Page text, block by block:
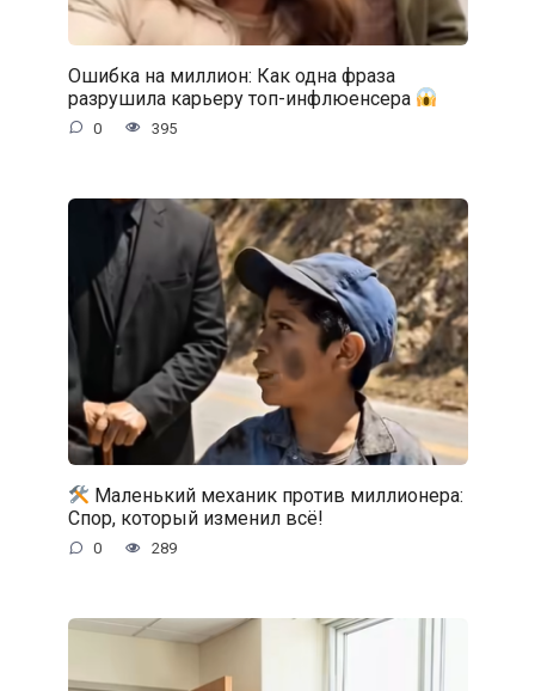
Ошибка на миллион: Как одна фраза
разрушила карьеру топ-инфлюенсера
0 395
Маленький механик против миллионера:
Спор, который изменил всё!
0 289